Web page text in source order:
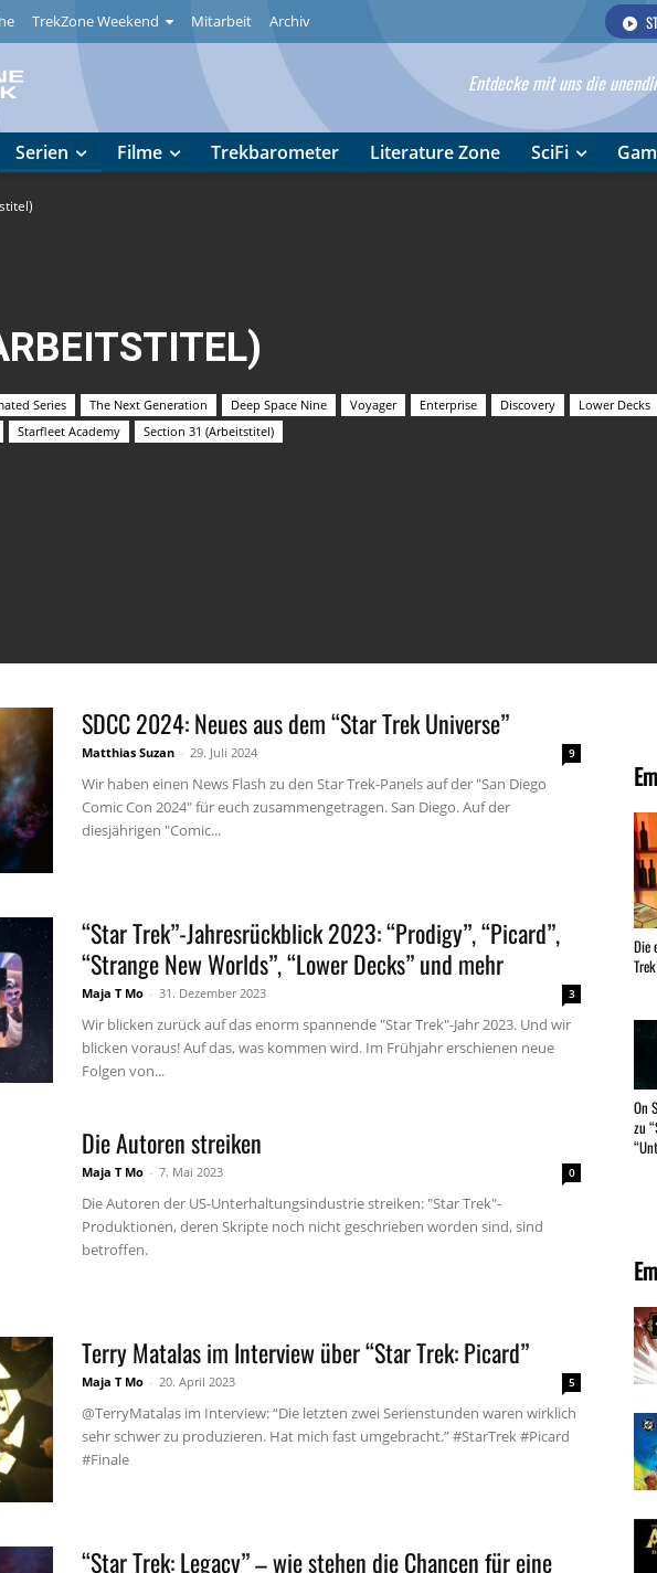
TrekZone Weekend Mitarbeit Archiv
Entdecke mit uns die
Serien Filme Trekbarometer Literature Zone SciFi
Series The Next Generation Deep Space Nine Voyager Enterprise Discovery Lower Decks
Starfleet Academy Section 31 (Arbeitstitel)
SDCC 2024: Neues aus dem “Star Trek Universe”
Matthias Suzan - 29. Juli 2024 9
Wir haben einen News Flash zu den Star Trek-Panels auf der "San Diego
Comic Con 2024" für euch zusammengetragen. San Diego. Auf der
diesjährigen "Comic...
“Star Trek”-Jahresrückblick 2023: “Prodigy”, “Picard”,
“Strange New Worlds”, “Lower Decks” und mehr
Maja T Mo - 31. Dezember 2023 3
Wir blicken zurück auf das enorm spannende "Star Trek"-Jahr 2023. Und wir
blicken voraus! Auf das, was kommen wird. Im Frühjahr erschienen neue
Folgen von...
Die Autoren streiken
Maja T Mo - 7. Mai 2023 0
Die Autoren der US-Unterhaltungsindustrie streiken: "Star Trek"-
Produktionen, deren Skripte noch nicht geschrieben worden sind, sind
betroffen.
Terry Matalas im Interview über “Star Trek: Picard”
Maja T Mo - 20. April 2023 5
@TerryMatalas im Interview: “Die letzten zwei Serienstunden waren wirklich
sehr schwer zu produzieren. Hat mich fast umgebracht.” #StarTrek #Picard
#Finale
“Star Trek: Legacy” – wie stehen die Chancen für eine
Die
On
zu